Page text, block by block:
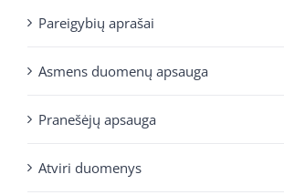
Pareigybių aprašai
Asmens duomenų apsauga
Pranešėjų apsauga
Atviri duomenys